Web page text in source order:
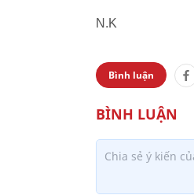
N.K
Bình luận